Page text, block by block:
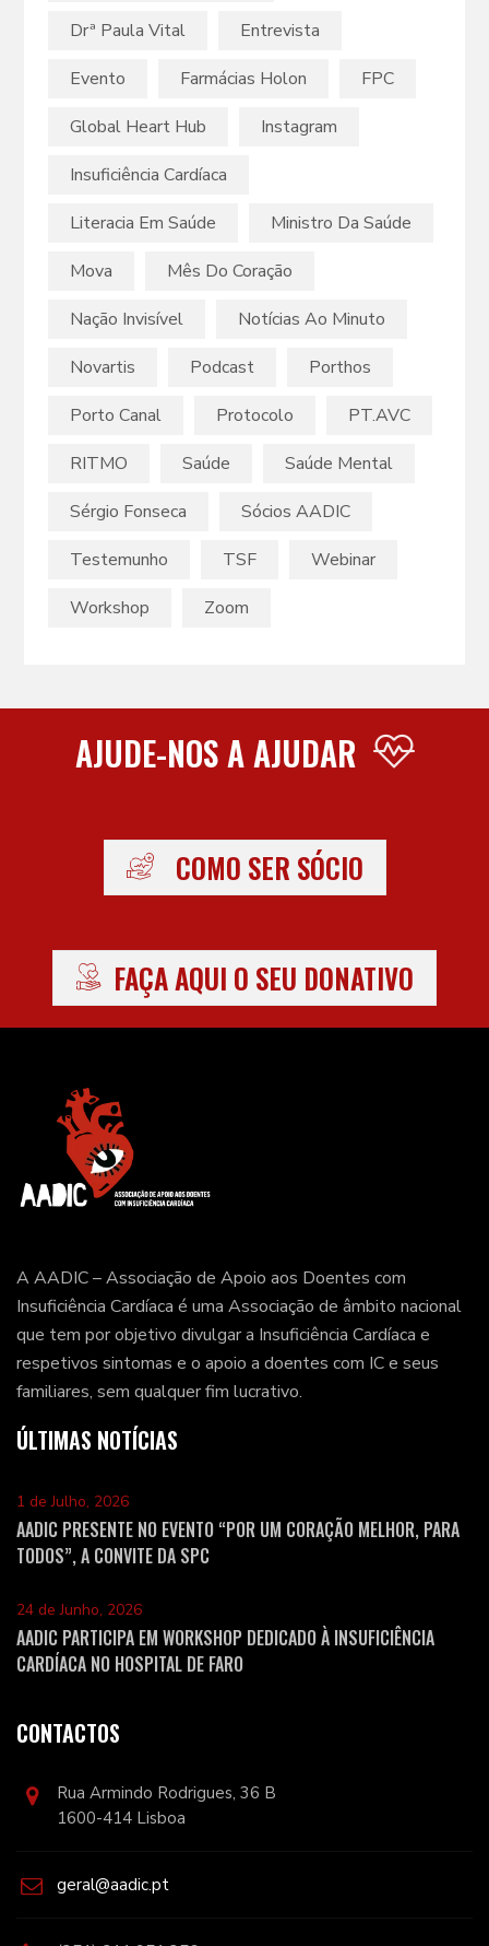
Drª Paula Vital
Entrevista
Evento
Farmácias Holon
FPC
Global Heart Hub
Instagram
Insuficiência Cardíaca
Literacia Em Saúde
Ministro Da Saúde
Mova
Mês Do Coração
Nação Invisível
Notícias Ao Minuto
Novartis
Podcast
Porthos
Porto Canal
Protocolo
PT.AVC
RITMO
Saúde
Saúde Mental
Sérgio Fonseca
Sócios AADIC
Testemunho
TSF
Webinar
Workshop
Zoom
AJUDE-NOS A AJUDAR
COMO SER SÓCIO
FAÇA AQUI O SEU DONATIVO
A AADIC – Associação de Apoio aos Doentes com
Insuficiência Cardíaca é uma Associação de âmbito nacional
que tem por objetivo divulgar a Insuficiência Cardíaca e
respetivos sintomas e o apoio a doentes com IC e seus
familiares, sem qualquer fim lucrativo.
ÚLTIMAS NOTÍCIAS
1 de Julho, 2026
AADIC PRESENTE NO EVENTO “POR UM CORAÇÃO MELHOR, PARA
TODOS”, A CONVITE DA SPC
24 de Junho, 2026
AADIC PARTICIPA EM WORKSHOP DEDICADO À INSUFICIÊNCIA
CARDÍACA NO HOSPITAL DE FARO
CONTACTOS
Rua Armindo Rodrigues, 36 B
1600-414 Lisboa
geral@aadic.pt